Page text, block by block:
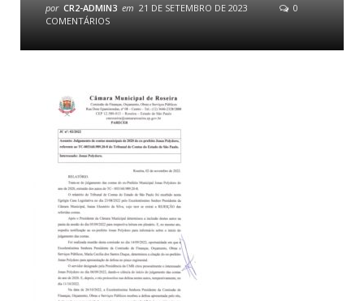
por CR2-ADMIN3 em 21 DE SETEMBRO DE 2023
0
COMENTÁRIOS